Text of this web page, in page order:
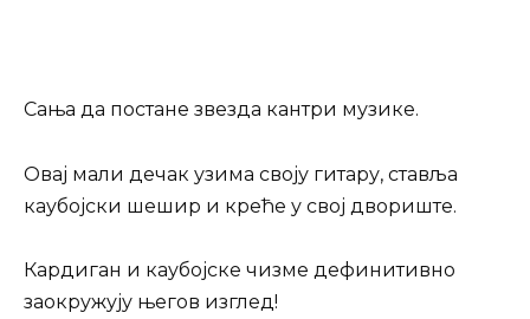
Сања да постане звезда кантри музике.
Овај мали дечак узима своју гитару, ставља
каубојски шешир и креће у свој двориште.
Кардиган и каубојске чизмe дефинитивно
заокружују његов изглед!